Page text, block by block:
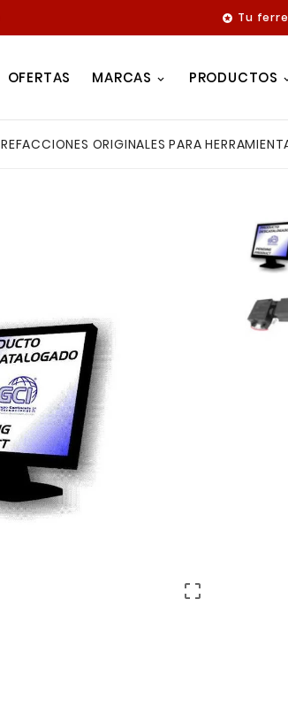
 Tu
OFERTAS MARCAS PRODUCTOS
REFACCIONES ORIGINALES PARA
